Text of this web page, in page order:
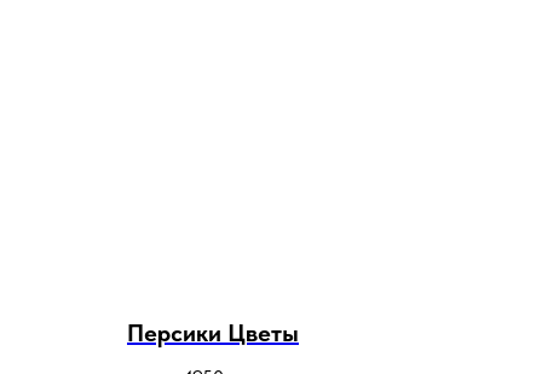
Персики Цветы